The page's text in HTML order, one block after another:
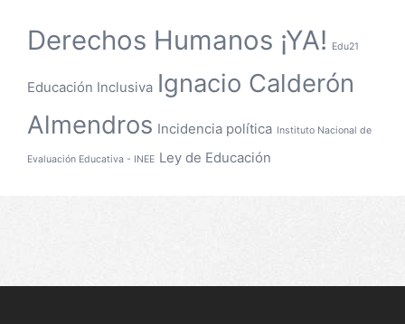
Derechos Humanos ¡YA! Edu21
Educación Inclusiva Ignacio Calderón
Almendros Incidencia política Instituto Nacional de
Evaluación Educativa - INEE Ley de Educación